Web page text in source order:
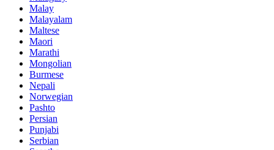
Malay
Malayalam
Maltese
Maori
Marathi
Mongolian
Burmese
Nepali
Norwegian
Pashto
Persian
Punjabi
Serbian